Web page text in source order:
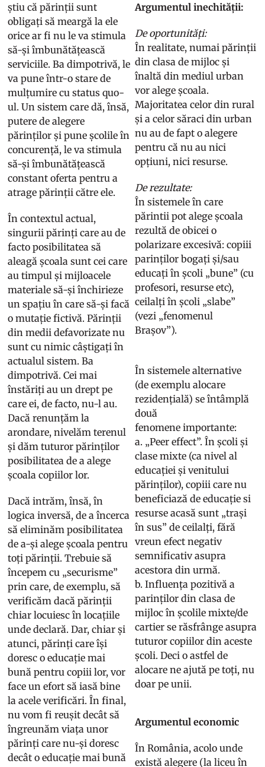
știu că părinții sunt
obligați să meargă la ele
orice ar fi nu le va stimula
să-și îmbunătățească
serviciile. Ba dimpotrivă, le
va pune într-o stare de
mulțumire cu status quo-
ul. Un sistem care dă, însă,
putere de alegere
părinților și pune școlile în
concurență, le va stimula
să-și îmbunătățească
constant oferta pentru a
atrage părinții către ele.
În contextul actual,
singurii părinți care au de
facto posibilitatea să
aleagă școala sunt cei care
au timpul și mijloacele
materiale să-și închirieze
un spațiu în care să-și facă
o mutație fictivă. Părinții
din medii defavorizate nu
sunt cu nimic câștigați în
actualul sistem. Ba
dimpotrivă. Cei mai
înstăriți au un drept pe
care ei, de facto, nu-l au.
Dacă renunțăm la
arondare, nivelăm terenul
și dăm tuturor părinților
posibilitatea de a alege
școala copiilor lor.
Dacă intrăm, însă, în
logica inversă, de a încerca
să eliminăm posibilitatea
de a-și alege școala pentru
toți părinții. Trebuie să
începem cu „securisme”
prin care, de exemplu, să
verificăm dacă părinții
chiar locuiesc în locațiile
unde declară. Dar, chiar și
atunci, părinți care își
doresc o educație mai
bună pentru copiii lor, vor
face un efort să iasă bine
la acele verificări. În final,
nu vom fi reușit decât să
îngreunăm viața unor
părinți care nu-și doresc
decât o educație mai bună
Argumentul inechității:
De oportunități:
În realitate, numai părinții
din clasa de mijloc și
înaltă din mediul urban
vor alege școala.
Majoritatea celor din rural
și a celor săraci din urban
nu au de fapt o alegere
pentru că nu au nici
opțiuni, nici resurse.
De rezultate:
În sistemele în care
părintii pot alege școala
rezultă de obicei o
polarizare excesivă: copiii
parinților bogați și/sau
educați în școli „bune” (cu
profesori, resurse etc),
ceilalți în școli „slabe”
(vezi „fenomenul
Brașov”).
În sistemele alternative
(de exemplu alocare
rezidențială) se întâmplă
două
fenomene importante:
a. „Peer effect”. În școli și
clase mixte (ca nivel al
educației și venitului
părinților), copiii care nu
beneficiază de educație si
resurse acasă sunt „trași
în sus” de ceilalți, fără
vreun efect negativ
semnificativ asupra
acestora din urmă.
b. Influența pozitivă a
parinților din clasa de
mijloc în școlile mixte/de
cartier se răsfrânge asupra
tuturor copiilor din aceste
școli. Deci o astfel de
alocare ne ajută pe toți, nu
doar pe unii.
Argumentul economic
În România, acolo unde
există alegere (la liceu în